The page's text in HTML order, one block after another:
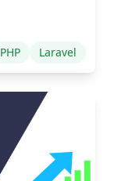
PHP
Laravel